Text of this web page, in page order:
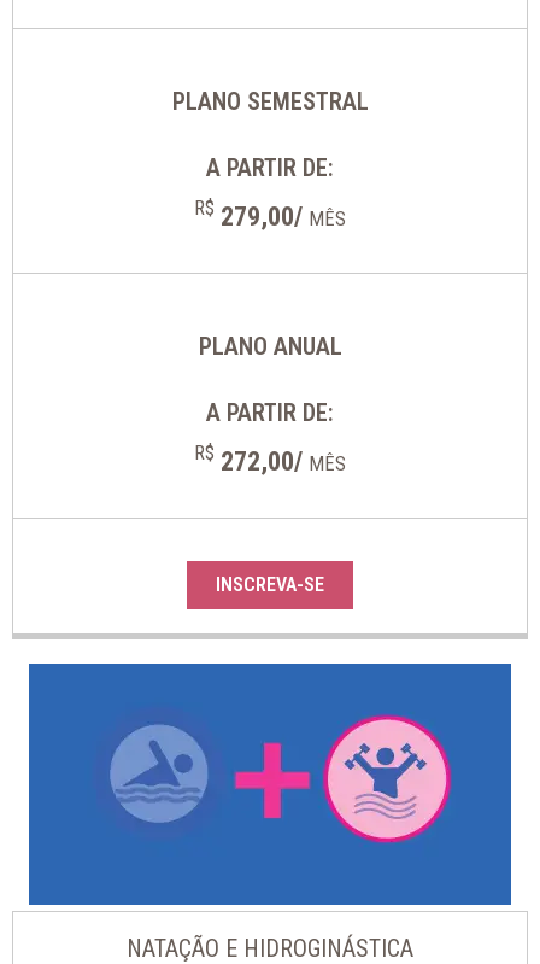
PLANO SEMESTRAL
A PARTIR DE:
R$ 279,00/ MÊS
PLANO ANUAL
A PARTIR DE:
R$ 272,00/ MÊS
INSCREVA-SE
NATAÇÃO E HIDROGINÁSTICA